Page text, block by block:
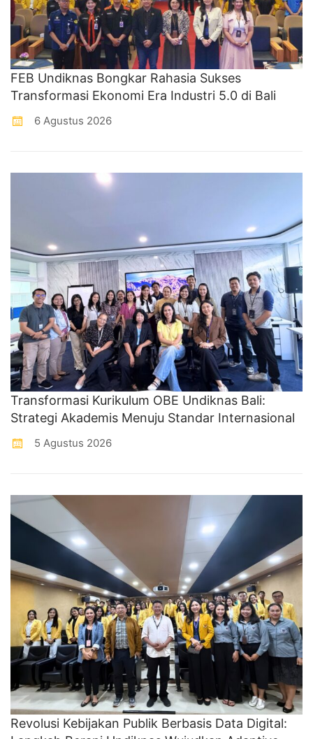
FEB Undiknas Bongkar Rahasia Sukses
Transformasi Ekonomi Era Industri 5.0 di Bali
6 Agustus 2026
Transformasi Kurikulum OBE Undiknas Bali:
Strategi Akademis Menuju Standar Internasional
5 Agustus 2026
Revolusi Kebijakan Publik Berbasis Data Digital: